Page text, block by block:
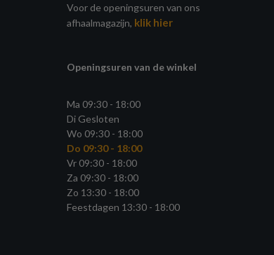
Voor de openingsuren van ons
afhaalmagazijn, klik hier
Openingsuren van de winkel
Ma 09:30 - 18:00
Di Gesloten
Wo 09:30 - 18:00
Do 09:30 - 18:00
Vr 09:30 - 18:00
Za 09:30 - 18:00
Zo 13:30 - 18:00
Feestdagen 13:30 - 18:00